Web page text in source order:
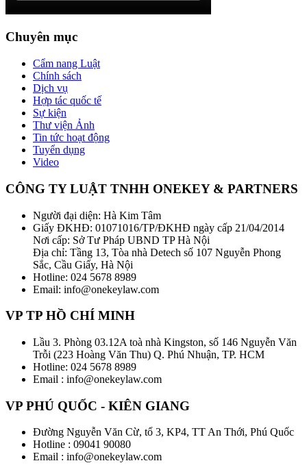
Chuyên mục
Cẩm nang Luật
Chính sách
Dịch vụ
Hợp tác quốc tế
Sự kiện
Thư viện Ảnh
Tin tức hoạt động
Tuyển dụng
Video
CÔNG TY LUẬT TNHH ONEKEY & PARTNERS
Người đại diện: Hà Kim Tâm
Giấy ĐKHĐ: 01071016/TP/ĐKHĐ ngày cấp 21/04/2014
Nơi cấp: Sở Tư Pháp UBND TP Hà Nội
Địa chỉ: Tầng 13, Tòa nhà Detech số 107 Nguyễn Phong
Sắc, Cầu Giấy, Hà Nội
Hotline: 024 5678 8989
Email: info@onekeylaw.com
VP TP HỒ CHÍ MINH
Lầu 3. Phòng 03.12A toà nhà Kingston, số 146 Nguyễn Văn
Trỗi (223 Hoàng Văn Thu) Q. Phú Nhuận, TP. HCM
Hotline: 024 5678 8989
Email : info@onekeylaw.com
VP PHÚ QUỐC - KIÊN GIANG
Đường Nguyễn Văn Cừ, tổ 3, KP4, TT An Thới, Phú Quốc
Hotline : 09041 90080
Email : info@onekeylaw.com